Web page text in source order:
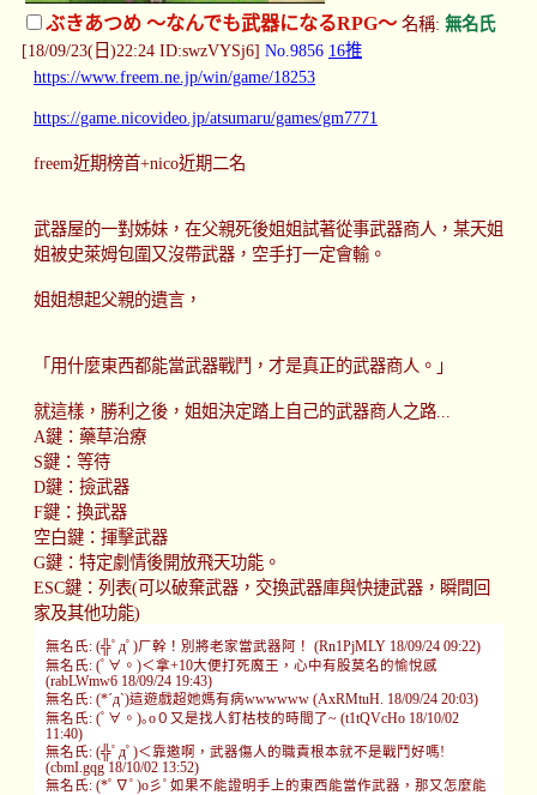
ぶきあつめ ～なんでも武器になるRPG～ 名稱: 無名氏
[18/09/23(日)22:24 ID:swzVYSj6] No.9856 16推
https://www.freem.ne.jp/win/game/18253
https://game.nicovideo.jp/atsumaru/games/gm7771
freem近期榜首+nico近期二名
武器屋的一對姊妹，在父親死後姐姐試著從事武器商人，某天姐
姐被史萊姆包圍又沒帶武器，空手打一定會輸。
姐姐想起父親的遺言，
「用什麼東西都能當武器戰鬥，才是真正的武器商人。」
就這樣，勝利之後，姐姐決定踏上自己的武器商人之路...
A鍵：藥草治療
S鍵：等待
D鍵：撿武器
F鍵：換武器
空白鍵：揮擊武器
G鍵：特定劇情後開放飛天功能。
ESC鍵：列表(可以破棄武器，交換武器庫與快捷武器，瞬間回
家及其他功能)
無名氏: (╬ﾟдﾟ)ㄏ幹！別將老家當武器阿！ (Rn1PjMLY 18/09/24 09:22)
無名氏: (ﾟ∀。)＜拿+10大便打死魔王，心中有股莫名的愉悅感
(rabLWmw6 18/09/24 19:43)
無名氏: (*´д`)這遊戲超她媽有病wwwwww (AxRMtuH. 18/09/24 20:03)
無名氏: (ﾟ∀。)｡o０又是找人釘枯枝的時間了~ (t1tQVcHo 18/10/02
11:40)
無名氏: (╬ﾟдﾟ)＜靠邀啊，武器傷人的職責根本就不是戰鬥好嗎!
(cbmI.gqg 18/10/02 13:52)
無名氏: (*ﾟ∇ﾟ)o彡ﾟ如果不能證明手上的東西能當作武器，那又怎麼能